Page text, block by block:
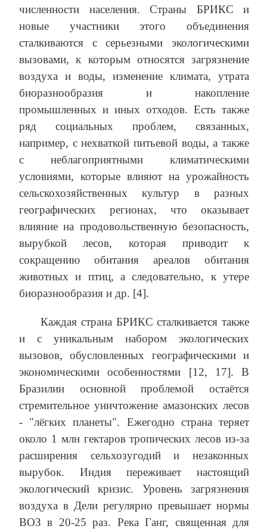
численности населения. Страны БРИКС и
новые участники этого объединения
сталкиваются с серьезными экологическими
вызовами, к которым относятся загрязнение
воздуха и воды, изменение климата, утрата
биоразнообразия и накопление
промышленных и иных отходов. Есть также
ряд социальных проблем, связанных,
например, с нехваткой питьевой воды, а также
с неблагоприятными климатическими
условиями, которые влияют на урожайность
сельскохозяйственных культур в разных
географических регионах, что оказывает
влияние на продовольственную безопасность,
вырубкой лесов, которая приводит к
сокращению обитания ареалов обитания
животных и птиц, а следовательно, к утере
биоразнообразия и др. [4].
Каждая страна БРИКС сталкивается также
и с уникальным набором экологических
вызовов, обусловленных географическими и
экономическими особенностями [12, 17]. В
Бразилии основной проблемой остаётся
стремительное уничтожение амазонских лесов
- "лёгких планеты". Ежегодно страна теряет
около 1 млн гектаров тропических лесов из-за
расширения сельхозугодий и незаконных
вырубок. Индия переживает настоящий
экологический кризис. Уровень загрязнения
воздуха в Дели регулярно превышает нормы
ВОЗ в 20-25 раз. Река Ганг, священная для